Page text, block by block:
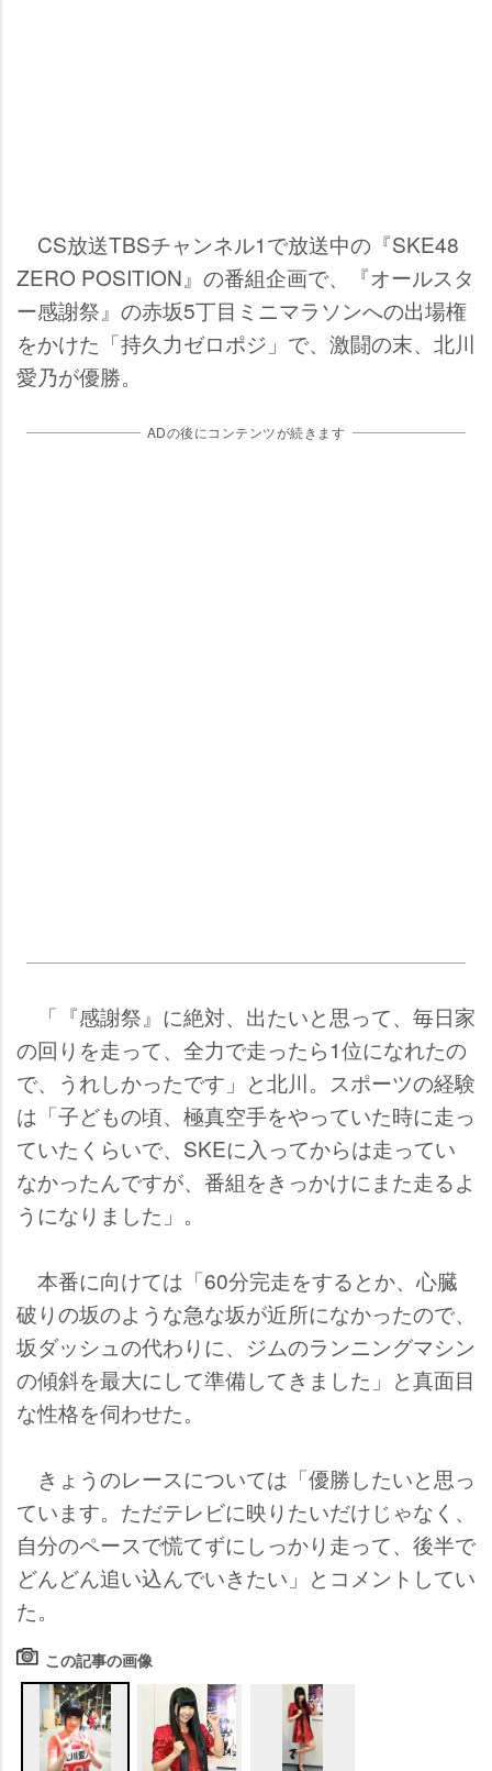
CS放送TBSチャンネル1で放送中の『SKE48
ZERO POSITION』の番組企画で、『オールスタ
ー感謝祭』の赤坂5丁目ミニマラソンへの出場権
をかけた「持久力ゼロポジ」で、激闘の末、北川
愛乃が優勝。
ADの後にコンテンツが続きます
「『感謝祭』に絶対、出たいと思って、毎日家
の回りを走って、全力で走ったら1位になれたの
で、うれしかったです」と北川。スポーツの経験
は「子どもの頃、極真空手をやっていた時に走っ
ていたくらいで、SKEに入ってからは走ってい
なかったんですが、番組をきっかけにまた走るよ
うになりました」。
本番に向けては「60分完走をするとか、心臓
破りの坂のような急な坂が近所になかったので、
坂ダッシュの代わりに、ジムのランニングマシン
の傾斜を最大にして準備してきました」と真面目
な性格を伺わせた。
きょうのレースについては「優勝したいと思っ
ています。ただテレビに映りたいだけじゃなく、
自分のペースで慌てずにしっかり走って、後半で
どんどん追い込んでいきたい」とコメントしてい
た。
この記事の画像